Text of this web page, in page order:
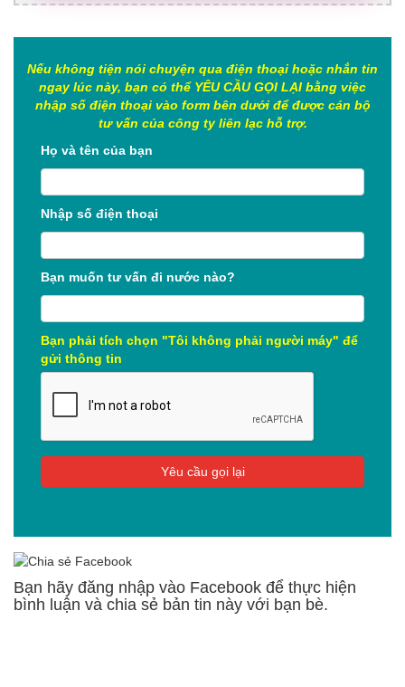
Nếu không tiện nói chuyện qua điện thoại hoặc nhắn tin
ngay lúc này, bạn có thể YÊU CẦU GỌI LẠI bằng việc
nhập số điện thoại vào form bên dưới để được cán bộ
tư vấn của công ty liên lạc hỗ trợ.
Họ và tên của bạn
Nhập số điện thoại
Bạn muốn tư vấn đi nước nào?
Bạn phải tích chọn "Tôi không phải người máy" để
gửi thông tin
Bạn hãy đăng nhập vào Facebook để thực hiện
bình luận và chia sẻ bản tin này với bạn bè.